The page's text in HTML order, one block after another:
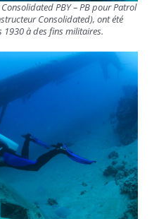
PBY – PB pour Patrol
Consolidated), ont été
1930 à des fins militaires.